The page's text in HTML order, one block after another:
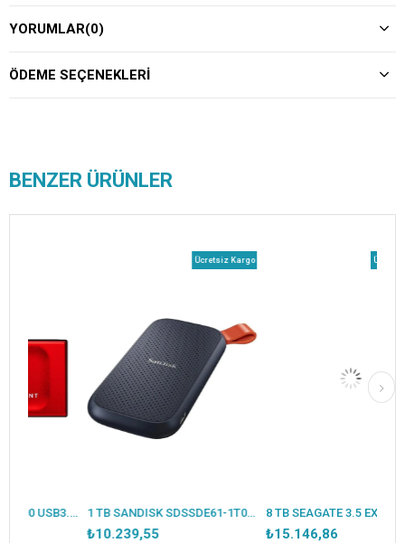
YORUMLAR(0)
ÖDEME SEÇENEKLERI
BENZER ÜRÜNLER
1 TB KINGSTON XS1000 USB3.2 GEN2 KIRMIZI SSD SXS1000R/1000GA 1 TB SANDISK SDSSDE61-1T00-G25 EXTREME TASINABILIR SSD
₺10.239,55
Ücretsiz Kargo
₺15.146,86
Ücretsiz